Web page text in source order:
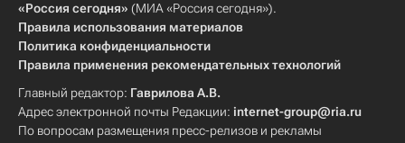
«Россия сегодня» (МИА «Россия сегодня»).
Правила использования материалов
Политика конфиденциальности
Правила применения рекомендательных технологий
Главный редактор: Гаврилова А.В.
Адрес электронной почты Редакции: internet-group@ria.ru
По вопросам размещения пресс-релизов и рекламы